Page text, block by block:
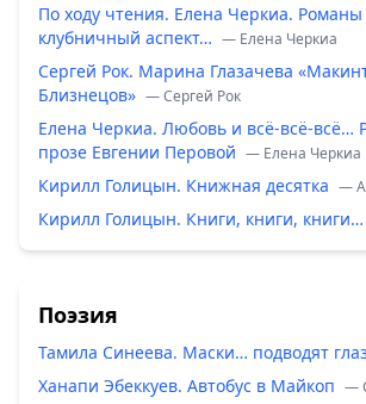
По ходу чтения. Елена Черкиа.
клубничный аспект… — Елена Черкиа
Сергей Рок. Марина Глазачева
Близнецов» — Сергей Рок
Елена Черкиа. Любовь и всё-всё-
прозе Евгении Перовой — Елена Черкиа
Кирилл Голицын. Книжная десятка —
Кирилл Голицын. Книги, книги, книги…
Поэзия
Тамила Синеева. Маски… подводят
Ханапи Эбеккуев. Автобус в Майкоп —